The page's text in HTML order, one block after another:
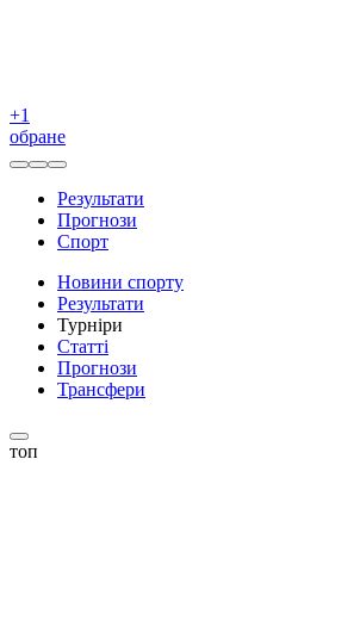
+1
обране
Результати
Прогнози
Спорт
Новини спорту
Результати
Турніри
Статті
Прогнози
Трансфери
топ